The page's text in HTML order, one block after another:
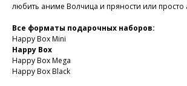
любить аниме Волчица и пряности или просто
Все форматы подарочных наборов:
Happy Box Mini
Happy Box
Happy Box Mega
Happy Box Black